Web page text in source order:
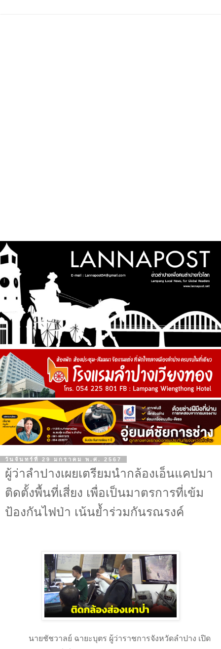
วันจันทร์ที่ 29 มกราคม พ.ศ. 2567
ผู้ว่าลำปางเผยเตรียมนำกล้องเอ็นแคปมา
ติดตั้งพื้นที่เสี่ยง เพื่อเป็นมาตรการที่เข้ม
ป้องกันไฟป่า เน้นย้ำร่วมกันรณรงค์
นายชัชวาลย์ ฉายะบุตร ผู้ว่าราชการจังหวัดลำปาง เปิด